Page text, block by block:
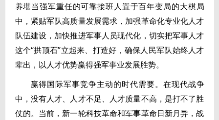
养堪当强军重任的可靠接班人置于百年变局的大棋局
中，紧贴军队高质量发展需求，加强革命化专业化人才
队伍建设，加快推进军事人员现代化，切实把军事人才
这个“拱顶石”立起来、打造好，确保人民军队始终人才
辈出，以人才优势赢得强军事业发展胜势。
赢得国际军事竞争主动的时代需要。在现代战争
中，没有人才、人才不足、人才质量不高，是打不了胜
仗的。当前，新一轮科技革命和军事革命日新月异，战